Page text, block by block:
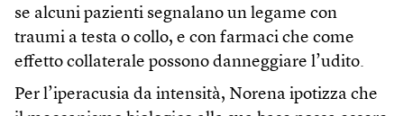
se alcuni pazienti segnalano un legame con
traumi a testa o collo, e con farmaci che come
effetto collaterale possono danneggiare l’udito.
Per l’iperacusia da intensità, Norena ipotizza che